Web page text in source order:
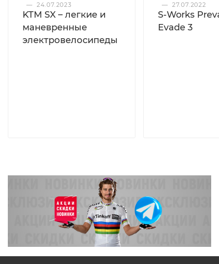
— 24.07.2023
KTM SX – легкие и
маневренные
электровелосипеды
— 27.07.2022
S-Works
Evade 3